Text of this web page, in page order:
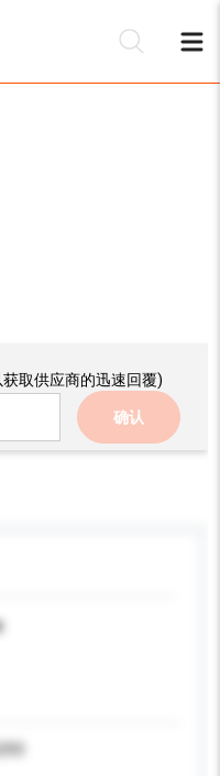
取供应商的迅速回覆)
确认